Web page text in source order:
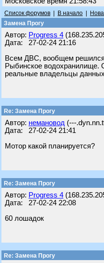
Список форумов В начало
Замена Прогу
Автор: Progress 4
Дата: 27-02-24 21:16
Всем ДВС, вообщем решился
Рыбинское водохранилище.
реальные владельцы
Re: Замена Прогу
Автор: немановод (---
Дата: 27-02-24 21:41
Мотор какой планируется?
Re: Замена Прогу
Автор: Progress 4
Дата: 27-02-24 22:08
60 лошадок
Re: Замена Прогу